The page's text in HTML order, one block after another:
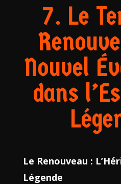
7. Le
Nouvel
dans
Le Renouveau :
Légende